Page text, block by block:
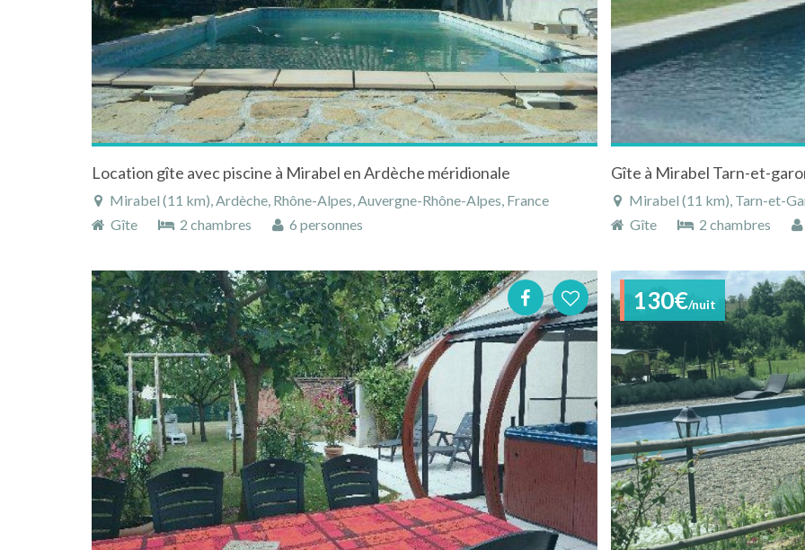
Location gîte avec piscine à Mirabel en Ardèche méridionale
Mirabel (11 km), Ardèche, Rhône-Alpes, Auvergne-Rhône-Alpes, France
Gîte
2 chambres 6 personnes
Gîte à Mirabel Tarn-et-
Mirabel (11 km), Tarn-et-
Gîte
2 chambres
130€/nuit